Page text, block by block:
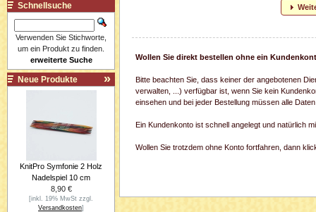
Wollen Sie direkt bestellen ohne ein
Bitte beachten Sie, dass keiner der angebotenen
verwalten, ...) verfügbar ist, wenn Sie kein
einsehen und bei jeder Bestellung müssen alle
Ein Kundenkonto ist schnell angelegt und natürlich
Wollen Sie trotzdem ohne Konto fortfahren, dann
Schnellsuche
Verwenden Sie Stichworte,
um ein Produkt zu finden.
erweiterte Suche
Neue Produkte
KnitPro Symfonie 2 Holz
Nadelspiel 10 cm
8,90 €
[inkl. 19% MwSt zzgl.
Versandkosten]